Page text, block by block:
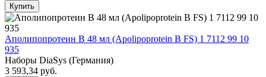
Купить
Аполипопротеин В 48 мл (Apolipoprotein B FS) 1 7112 99 10
935
Наборы DiaSys (Германия)
3 593,34 руб.